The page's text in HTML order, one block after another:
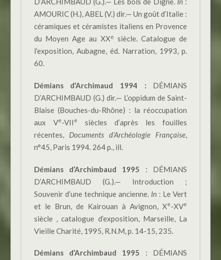
AMOURIC (H.), ABEL (V.) dir.— Un goût d’Italie :
céramiques et céramistes italiens en Provence
du Moyen Age au XXe
siècle. Catalogue de
l’exposition, Aubagne, éd. Narration, 1993, p.
60.
Démians d’Archimaud 1994 : DÉMIANS
D’ARCHIMBAUD (G.) dir.— L’oppidum de Saint-
Blaise (Bouches-du-Rhône) : la réoccupation
aux Ve-VII e
siècles d’après les fouilles
récentes, Documents d’Archéologie Française,
n°45, Paris 1994. 264 p., ill.
Démians d’Archimbaud 1995 : DÉMIANS
D’ARCHIMBAUD (G.).— Introduction ;
Souvenir d’une technique ancienne.In : Le Vert
et le Brun, de Kairouan à Avignon, Xe-XVe
siècle , catalogue d’exposition, Marseille, La
Vieille Charité, 1995, R.N.M, p. 14-15, 235.
Démians d’Archimbaud 1995 : DÉMIANS